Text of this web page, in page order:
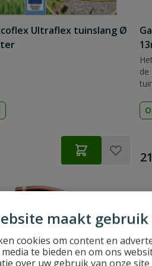
maakt gebruik
cookies om content en
te bieden en om ons
over uw gebruik van onze
Ultraflex tuinslang Ø
de
€